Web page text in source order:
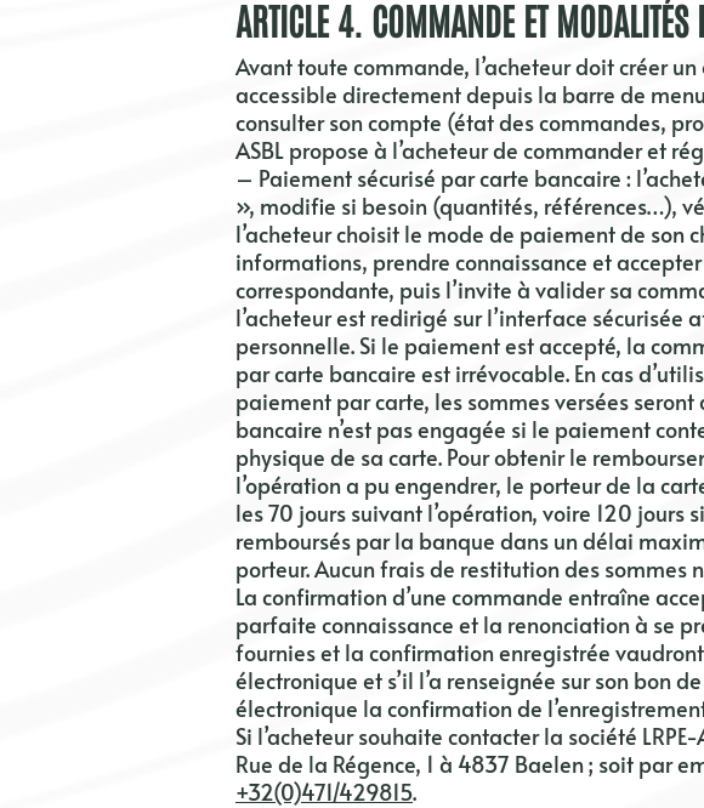
ARTICLE 4. COMMANDE ET MODALITÉS
Avant toute commande, l’acheteur doit créer
accessible directement depuis la barre de
consulter son compte (état des commandes,
ASBL propose à l’acheteur de commander et
– Paiement sécurisé par carte bancaire :
», modifie si besoin (quantités, références…),
l’acheteur choisit le mode de paiement de son
informations, prendre connaissance et
correspondante, puis l’invite à valider sa
l’acheteur est redirigé sur l’interface
personnelle. Si le paiement est accepté, la
par carte bancaire est irrévocable. En cas
paiement par carte, les sommes versées
bancaire n’est pas engagée si le paiement
physique de sa carte. Pour obtenir le
l’opération a pu engendrer, le porteur de la
les 70 jours suivant l’opération, voire 120
remboursés par la banque dans un délai
porteur. Aucun frais de restitution des
La confirmation d’une commande entraîne
parfaite connaissance et la renonciation à se
fournies et la confirmation enregistrée
électronique et s’il l’a renseignée sur son bon
électronique la confirmation de
Si l’acheteur souhaite contacter la société LRPE-
Rue de la Régence, 1 à 4837 Baelen; soit par
+32(0)471/429815.